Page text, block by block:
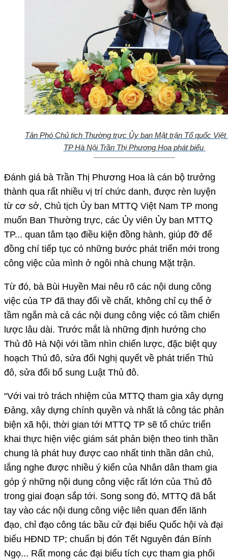
Tân Phó Chủ tịch Thường trực Ủy ban Mặt trận Tổ quốc Việt
TP Hà Nội Trần Thị Phương Hoa phát biểu
Đánh giá bà Trần Thị Phương Hoa là cán bộ trưởng
thành qua rất nhiều vị trí chức danh, được rèn luyện
từ cơ sở, Chủ tịch Ủy ban MTTQ Việt Nam TP mong
muốn Ban Thường trực, các Ủy viên Ủy ban MTTQ
TP... quan tâm tạo điều kiện đồng hành, giúp đỡ để
đồng chí tiếp tục có những bước phát triển mới trong
công việc của mình ở ngôi nhà chung Mặt trận.
Từ đó, bà Bùi Huyền Mai nêu rõ các nội dung công
việc của TP đã thay đổi về chất, không chỉ cụ thể ở
tầm ngắn mà cả các nội dung công việc có tầm chiến
lược lâu dài. Trước mắt là những định hướng cho
Thủ đô Hà Nội với tầm nhìn chiến lược, đặc biệt quy
hoạch Thủ đô, sửa đổi Nghị quyết về phát triển Thủ
đô, sửa đổi bổ sung Luật Thủ đô.
“Với vai trò trách nhiệm của MTTQ tham gia xây dựng
Đảng, xây dựng chính quyền và nhất là công tác phản
biện xã hội, thời gian tới MTTQ TP sẽ tổ chức triển
khai thực hiện việc giám sát phản biện theo tinh thần
chung là phát huy được cao nhất tinh thần dân chủ,
lắng nghe được nhiều ý kiến của Nhân dân tham gia
góp ý những nội dung công việc rất lớn của Thủ đô
trong giai đoạn sắp tới. Song song đó, MTTQ đã bắt
tay vào các nội dung công việc liên quan đến lãnh
đạo, chỉ đạo công tác bầu cử đại biểu Quốc hội và đại
biểu HĐND TP; chuẩn bị đón Tết Nguyên đán Bính
Ngọ... Rất mong các đại biểu tích cực tham gia phối